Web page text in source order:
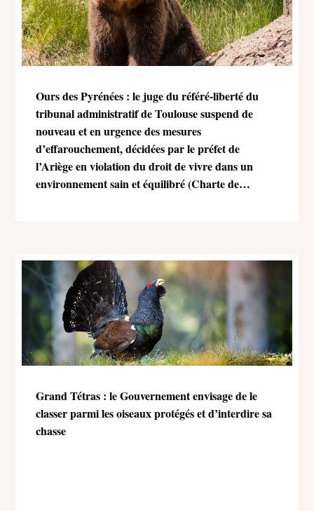
Ours des Pyrénées : le juge du référé-liberté du
tribunal administratif de Toulouse suspend de
nouveau et en urgence des mesures
d’effarouchement, décidées par le préfet de
l’Ariège en violation du droit de vivre dans un
environnement sain et équilibré (Charte de
Grand Tétras : le Gouvernement envisage de le
classer parmi les oiseaux protégés et d’interdire sa
chasse